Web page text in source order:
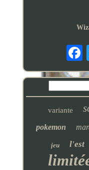
variante
pokemon
jeu l'est